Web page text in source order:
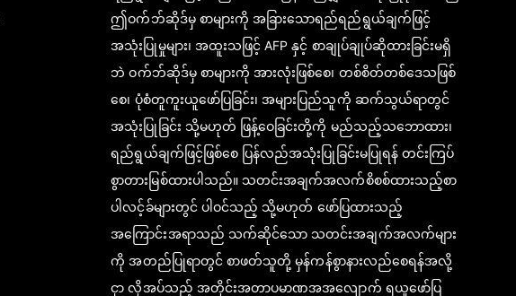
ဤဝက်ဘ်ဆိုဒ်မှ စာများကို အခြားသောရည်ရည်ရွယ်ချက်ဖြင့်
အသုံးပြုမှုများ၊ အထူးသဖြင့် AFP နှင့် စာချုပ်ချုပ်ဆိုထားခြင်းမရှိ
ဘဲ ဝက်ဘ်ဆိုဒ်မှ စာများကို အားလုံးဖြစ်စေ၊ တစ်စိတ်တစ်ဒေသဖြစ်
စေ၊ ပုံစံတူကူးယူဖော်ပြခြင်း၊ အများပြည်သူကို ဆက်သွယ်ရာတွင်
အသုံးပြုခြင်း သို့မဟုတ် ဖြန့်ဝေခြင်းတို့ကို မည်သည့်သဘောထား၊
ရည်ရွယ်ချက်ဖြင့်ဖြစ်စေ ပြန်လည်အသုံးပြုခြင်းမပြုရန် တင်းကြပ်
စွာတားမြစ်ထားပါသည်။ သတင်းအချက်အလက်စိစစ်ထားသည့်စာ
ပါလင့်ခ်များတွင် ပါဝင်သည့် သို့မဟုတ် ဖော်ပြထားသည့်
အကြောင်းအရာသည် သက်ဆိုင်သော သတင်းအချက်အလက်များ
ကို အတည်ပြုရာတွင် စာဖတ်သူတို့ မှန်ကန်စွာနားလည်စေရန်အလို့
ငှာ လိုအပ်သည့် အတိုင်းအတာပမာဏအအလျောက် ရယူဖော်ပြ